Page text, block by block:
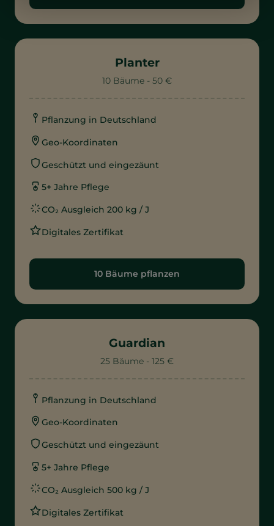
Planter
10 Bäume - 50 €
Pflanzung in Deutschland
Geo-Koordinaten
Geschützt und eingezäunt
5+ Jahre Pflege
CO₂ Ausgleich 200 kg / J
Digitales Zertifikat
10 Bäume pflanzen
Guardian
25 Bäume - 125 €
Pflanzung in Deutschland
Geo-Koordinaten
Geschützt und eingezäunt
5+ Jahre Pflege
CO₂ Ausgleich 500 kg / J
Digitales Zertifikat